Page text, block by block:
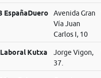
Avenida Gran
Vía Juan
Carlos I, 10
Kutxa
Jorge Vigon,
37.